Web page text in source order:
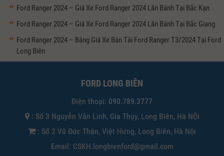
Ford Ranger 2024 – Giá Xe Ford Ranger 2024 Lăn Bánh Tại Bắc Kạn
Ford Ranger 2024 – Giá Xe Ford Ranger 2024 Lăn Bánh Tại Bắc Giang
Ford Ranger 2024 – Bảng Giá Xe Bán Tải Ford Ranger T3/2024 Tại Ford
Long Biên
FORD LONG BIÊN
Điện thoại: 090.789.3777
: Số 3 Nguyễn Văn Linh, Gia Thụy, Long Biên, Hà Nội
: Số 2 Vũ Đức Thận, Việt Hưng, Long Biên, Hà Nội
Email: CSKH.longbienford@gmail.com